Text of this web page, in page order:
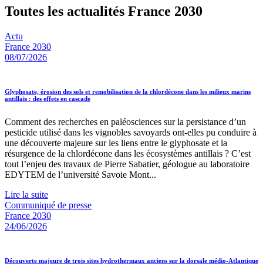
Toutes les actualités France 2030
Actu
France 2030
08/07/2026
Glyphosate, érosion des sols et remobilisation de la chlordécone dans les milieux marins
antillais : des effets en cascade
Comment des recherches en paléosciences sur la persistance d’un
pesticide utilisé dans les vignobles savoyards ont-elles pu conduire à
une découverte majeure sur les liens entre le glyphosate et la
résurgence de la chlordécone dans les écosystèmes antillais ? C’est
tout l’enjeu des travaux de Pierre Sabatier, géologue au laboratoire
EDYTEM de l’université Savoie Mont...
Lire la suite
Communiqué de presse
France 2030
24/06/2026
Découverte majeure de trois sites hydrothermaux anciens sur la dorsale médio-Atlantique